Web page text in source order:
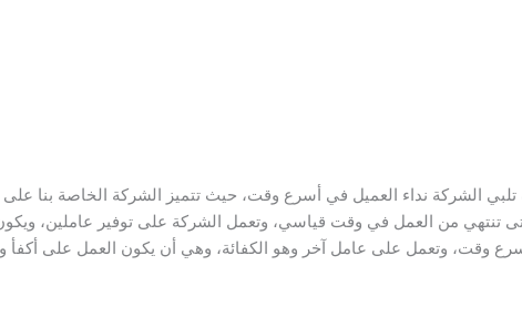
الشركة نداء العميل في أسرع وقت، حيث تتميز الشركة الخاصة بنا على
تنتهي من العمل في وقت قياسي، وتعمل الشركة على توفير عاملين،
وقت، وتعمل على عامل آخر وهو الكفائة، وهي أن يكون العمل على أكفأ